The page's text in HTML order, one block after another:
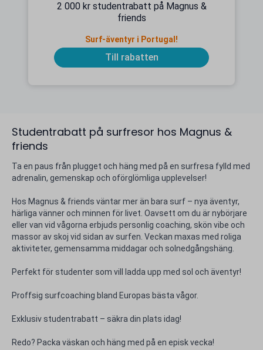
2 000 kr studentrabatt på Magnus &
friends
Surf-äventyr i Portugal!
Till rabatten
Studentrabatt på surfresor hos Magnus &
friends
Ta en paus från plugget och häng med på en surfresa fylld med
adrenalin, gemenskap och oförglömliga upplevelser!
Hos Magnus & friends väntar mer än bara surf – nya äventyr,
härliga vänner och minnen för livet. Oavsett om du är nybörjare
eller van vid vågorna erbjuds personlig coaching, skön vibe och
massor av skoj vid sidan av surfen. Veckan maxas med roliga
aktiviteter, gemensamma middagar och solnedgångshäng.
Perfekt för studenter som vill ladda upp med sol och äventyr!
Proffsig surfcoaching bland Europas bästa vågor.
Exklusiv studentrabatt – säkra din plats idag!
Redo? Packa väskan och häng med på en episk vecka!